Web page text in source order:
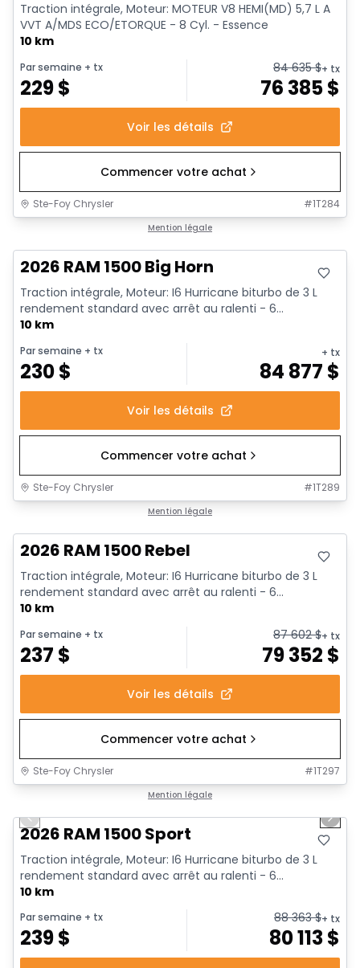
Traction intégrale, Moteur: MOTEUR V8 HEMI(MD) 5,7 L A
VVT A/MDS ECO/ETORQUE - 8 Cyl. - Essence
10 km
Par semaine + tx
229$
84 635$+ tx
76 385$
Voir les détails
Commencer votre achat
Ste-Foy Chrysler #1T284
Mention légale
2026 RAM 1500 Big Horn
Traction intégrale, Moteur: I6 Hurricane biturbo de 3 L
rendement standard avec arrêt au ralenti - 6...
10 km
Par semaine + tx
230$
+ tx
84 877 $
Voir les détails
Commencer votre achat
Ste-Foy Chrysler #1T289
Mention légale
2026 RAM 1500 Rebel
Traction intégrale, Moteur: I6 Hurricane biturbo de 3 L
rendement standard avec arrêt au ralenti - 6...
10 km
Par semaine + tx
237 $
87 602$+ tx
79 352 $
Voir les détails
Commencer votre achat
Ste-Foy Chrysler #1T297
Mention légale
Previous slide Next
2026 RAM 1500 Sport
Traction intégrale, Moteur: I6 Hurricane biturbo de 3 L
rendement standard avec arrêt au ralenti - 6...
10 km
Par semaine + tx
239$
88 363$+ tx
80 113$